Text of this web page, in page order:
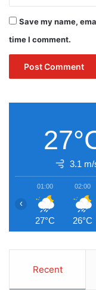
Save my name,
time I comment.
3.1 m/
01:00
27°C
02:00
26°C
‹
Recent